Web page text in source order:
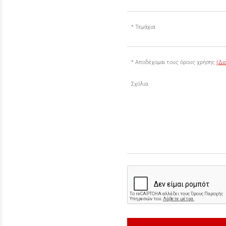
Τεμάχια:
Αποδέχομαι τους όρους χρήσης
Σχόλια: